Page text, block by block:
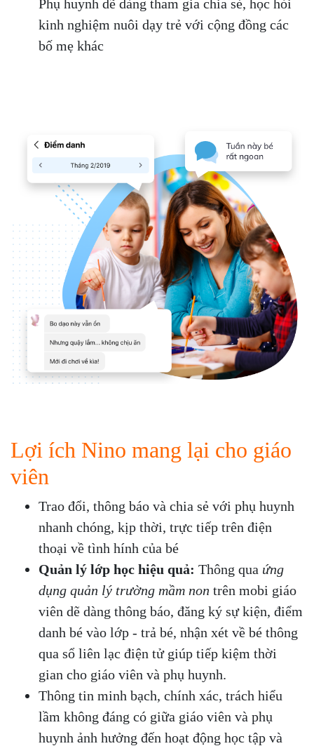
Phụ huynh dẽ dàng tham gia chia sẻ, học hỏi
kinh nghiệm nuôi dạy trẻ với cộng đồng các
bố mẹ khác
Lợi ích Nino mang lại cho giáo
viên
Trao đổi, thông báo và chia sẻ với phụ huynh
nhanh chóng, kịp thời, trực tiếp trên điện
thoại về tình hính của bé
Quản lý lớp học hiệu quả: Thông qua ứng
dụng quản lý trường mầm non trên mobi giáo
viên dẽ dàng thông báo, đăng ký sự kiện, điểm
danh bé vào lớp - trả bé, nhận xét về bé thông
qua sổ liên lạc điện tử giúp tiếp kiệm thời
gian cho giáo viên và phụ huynh.
Thông tin minh bạch, chính xác, trách hiểu
lầm không đáng có giữa giáo viên và phụ
huynh ảnh hưởng đến hoạt động học tập và